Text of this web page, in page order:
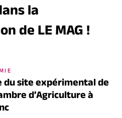
la
de LE MAG !
du site expérimental de
d’Agriculture à